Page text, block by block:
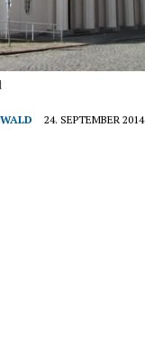
24. SEPTEMBER 2014